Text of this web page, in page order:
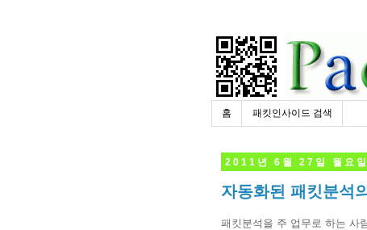
홈 패킷인사이드 검색
2011년 6월 27일 월요일
자동화된 패킷분석
패킷분석을 주 업무로 하는 사